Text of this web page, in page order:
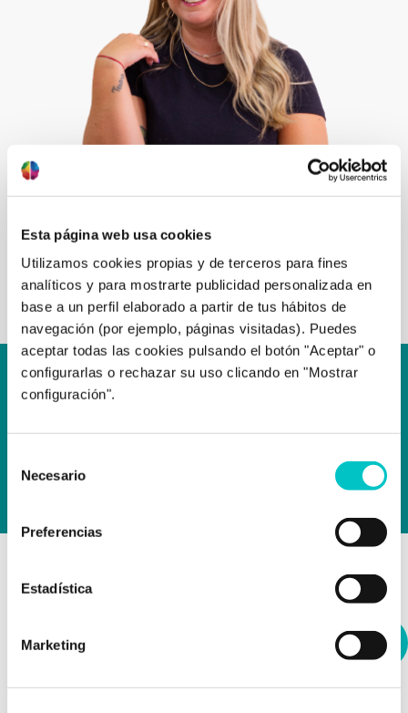
Esta página web usa cookies
Utilizamos cookies propias y de terceros para fines
analíticos y para mostrarte publicidad personalizada en
base a un perfil elaborado a partir de tus hábitos de
navegación (por ejemplo, páginas visitadas). Puedes
aceptar todas las cookies pulsando el botón "Aceptar" o
configurarlas o rechazar su uso clicando en "Mostrar
configuración".
Necesario
Preferencias
Estadística
Marketing
“Me apasiona explorar como los pensamientos,
emociones y conductas de cada persona le llevan a
técnicas adecuadas, prácticas y útiles para cada
Zoraida Rodriguez Vilchez
Directora de Zoraida Rodríguez Centro de
Psicología